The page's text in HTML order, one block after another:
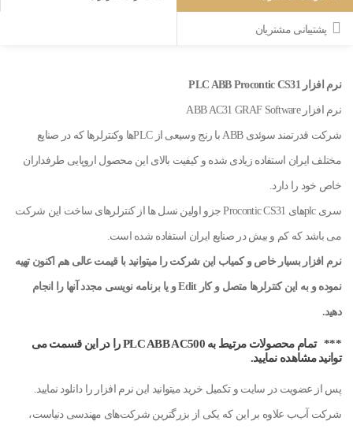
پشتیبانی مشتریان
نرم افزار PLC ABB Procontic CS31
نرم افزار ABB AC31 GRAF Software
شرکت قدرتمند سوئدی ABB با رنج وسیعی از PLCها وکنترلرها که در صنایع
مختلف ایران استفاده زیادی شده و کیفیت بالای این محصول اروپایی طرفداران
خاص خود را دارد.
سری plcهای Procontic CS31 جزو اولین نسل ها از کنترلرهای ساخت این شرکت
می باشد که کم و بیش در صنایع ایران استفاده شده است.
نرم افزار بسیار خاص و کمیاب این شرکت را میتوانید با قیمت عالی هم اکنون تهیه
نموده و به این کنترلرها متصل و کار Edit و یا برنامه نویسی مجدد آنها را انجام
دهید.
*** تمام محصولات مرتیط به PLC ABB AC500 را در این قسمت می
توانید مشاهده نمایید.
پس از عضویت در سایت و تکمیل خرید میتوانید این نرم افزار را دانلود نمایید.
شرکت آب‌ب علاوه بر این که یکی از بزرگترین شرکت‌های مهندسی دنیاست،